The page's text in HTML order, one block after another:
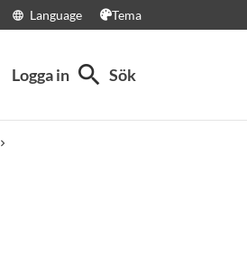
language Language Tema
Logga in search Sök